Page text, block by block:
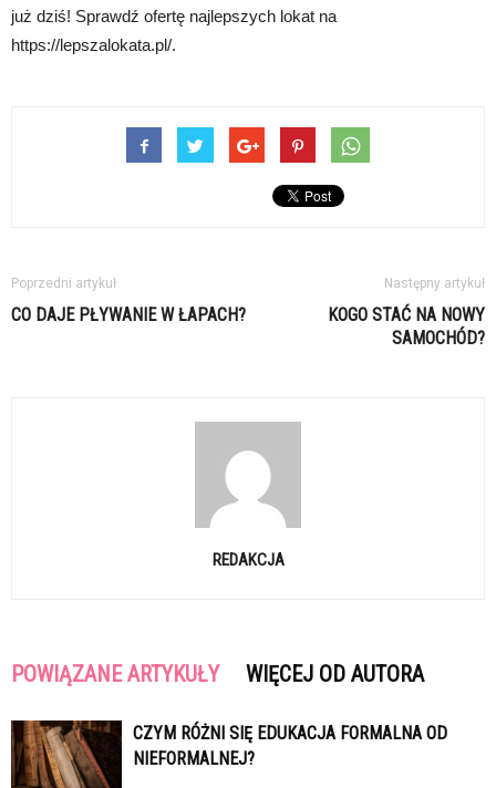
już dziś! Sprawdź ofertę najlepszych lokat na
https://lepszalokata.pl/.
Poprzedni artykuł
CO DAJE PŁYWANIE W ŁAPACH?
Następny artykuł
KOGO STAĆ NA NOWY
SAMOCHÓD?
REDAKCJA
POWIĄZANE ARTYKUŁY WIĘCEJ OD AUTORA
CZYM RÓŻNI SIĘ EDUKACJA FORMALNA OD
NIEFORMALNEJ?